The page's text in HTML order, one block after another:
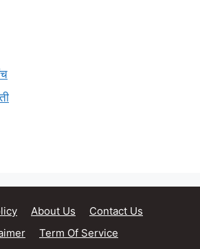
About Us
Contact Us
Term Of Service